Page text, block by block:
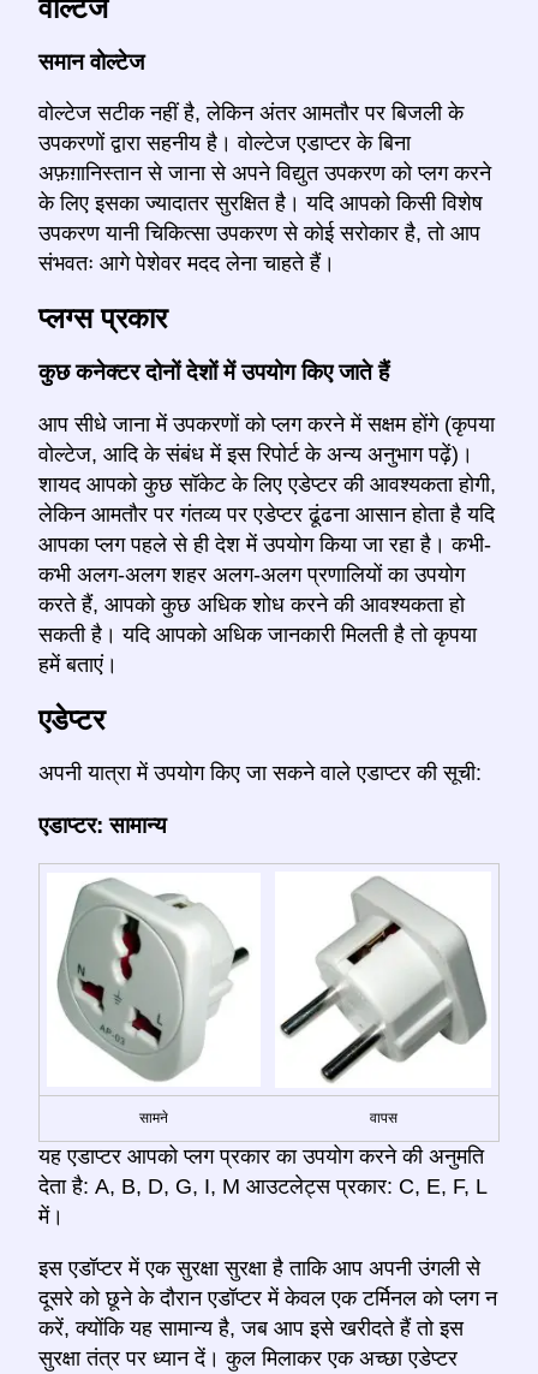
वोल्टेज
समान वोल्टेज
वोल्टेज सटीक नहीं है, लेकिन अंतर आमतौर पर बिजली के
उपकरणों द्वारा सहनीय है। वोल्टेज एडाप्टर के बिना
अफ़ग़ानिस्तान से जाना से अपने विद्युत उपकरण को प्लग करने
के लिए इसका ज्यादातर सुरक्षित है। यदि आपको किसी विशेष
उपकरण यानी चिकित्सा उपकरण से कोई सरोकार है, तो आप
संभवतः आगे पेशेवर मदद लेना चाहते हैं।
प्लग्स प्रकार
कुछ कनेक्टर दोनों देशों में उपयोग किए जाते हैं
आप सीधे जाना में उपकरणों को प्लग करने में सक्षम होंगे (कृपया
वोल्टेज, आदि के संबंध में इस रिपोर्ट के अन्य अनुभाग पढ़ें)।
शायद आपको कुछ सॉकेट के लिए एडेप्टर की आवश्यकता होगी,
लेकिन आमतौर पर गंतव्य पर एडेप्टर ढूंढना आसान होता है यदि
आपका प्लग पहले से ही देश में उपयोग किया जा रहा है। कभी-
कभी अलग-अलग शहर अलग-अलग प्रणालियों का उपयोग
करते हैं, आपको कुछ अधिक शोध करने की आवश्यकता हो
सकती है। यदि आपको अधिक जानकारी मिलती है तो कृपया
हमें बताएं।
एडेप्टर
अपनी यात्रा में उपयोग किए जा सकने वाले एडाप्टर की सूची:
एडाप्टर: सामान्य
सामने वापस
यह एडाप्टर आपको प्लग प्रकार का उपयोग करने की अनुमति
देता है: A, B, D, G, I, M आउटलेट्स प्रकार: C, E, F, L
में।
इस एडॉप्टर में एक सुरक्षा सुरक्षा है ताकि आप अपनी उंगली से
दूसरे को छूने के दौरान एडॉप्टर में केवल एक टर्मिनल को प्लग न
करें, क्योंकि यह सामान्य है, जब आप इसे खरीदते हैं तो इस
सुरक्षा तंत्र पर ध्यान दें। कुल मिलाकर एक अच्छा एडेप्टर